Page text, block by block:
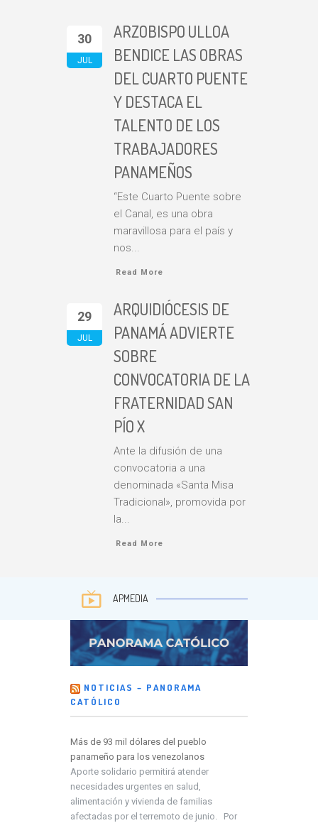
30
JUL
ARZOBISPO ULLOA
BENDICE LAS OBRAS
DEL CUARTO PUENTE
Y DESTACA EL
TALENTO DE LOS
TRABAJADORES
PANAMEÑOS
“Este Cuarto Puente sobre
el Canal, es una obra
maravillosa para el país y
nos...
Read More
29
JUL
ARQUIDIÓCESIS DE
PANAMÁ ADVIERTE
SOBRE
CONVOCATORIA DE LA
FRATERNIDAD SAN
PÍO X
Ante la difusión de una
convocatoria a una
denominada «Santa Misa
Tradicional», promovida por
la...
Read More
APMEDIA
NOTICIAS – PANORAMA
CATÓLICO
Más de 93 mil dólares del pueblo
panameño para los venezolanos
Aporte solidario permitirá atender
necesidades urgentes en salud,
alimentación y vivienda de familias
afectadas por el terremoto de junio. Por